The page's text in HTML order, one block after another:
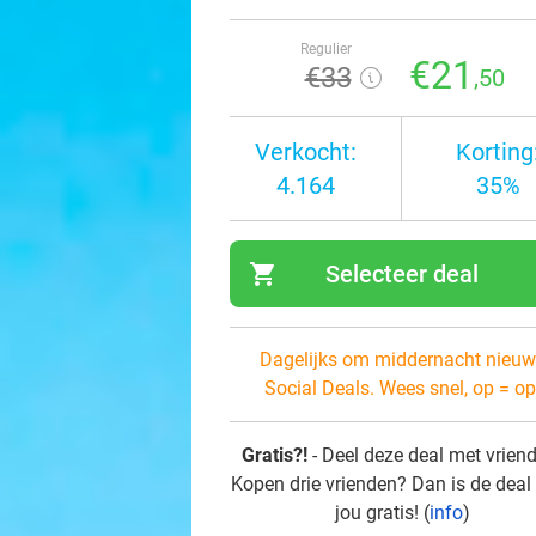
Regulier
€33 €21 ,50
Verkocht:
4.164
35%
shopping_cart Selecteer deal
Dagelijks om middernacht
Social Deals. Wees snel, op =
Gratis?! - Deel deze deal met
Kopen drie vrienden? Dan is de
jou gratis! (info)